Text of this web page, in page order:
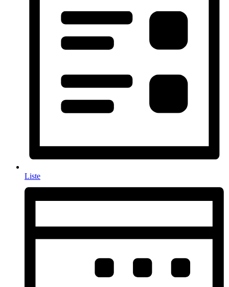
Liste